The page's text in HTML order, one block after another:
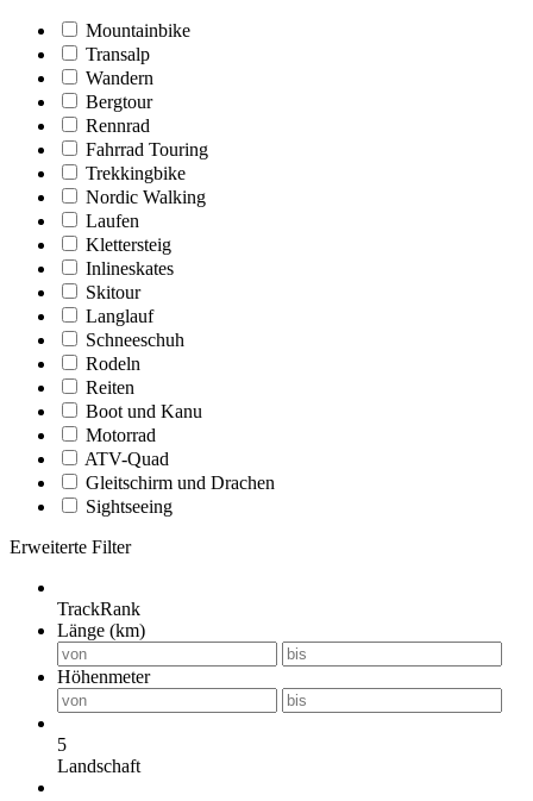
Mountainbike
Transalp
Wandern
Bergtour
Rennrad
Fahrrad Touring
Trekkingbike
Nordic Walking
Laufen
Klettersteig
Inlineskates
Skitour
Langlauf
Schneeschuh
Rodeln
Reiten
Boot und Kanu
Motorrad
ATV-Quad
Gleitschirm und Drachen
Sightseeing
Erweiterte Filter
TrackRank
Länge (km)
Höhenmeter
5
Landschaft